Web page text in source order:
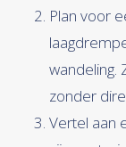
Plan voor
wandeling.
zonder
Vertel aan